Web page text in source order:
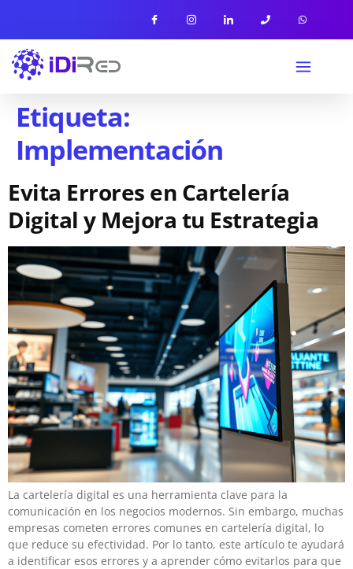
Etiqueta:
Implementación
Evita Errores en Cartelería
Digital y Mejora tu Estrategia
La cartelería digital es una herramienta clave para la
comunicación en los negocios modernos. Sin embargo, muchas
empresas cometen errores comunes en cartelería digital, lo
que reduce su efectividad. Por lo tanto, este artículo te ayudará
a identificar esos errores y a aprender cómo evitarlos para que